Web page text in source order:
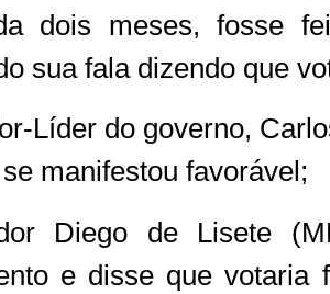
dois meses, fosse
sua fala dizendo que
Líder do governo,
manifestou favorável;
Diego de Lisete
e disse que votaria